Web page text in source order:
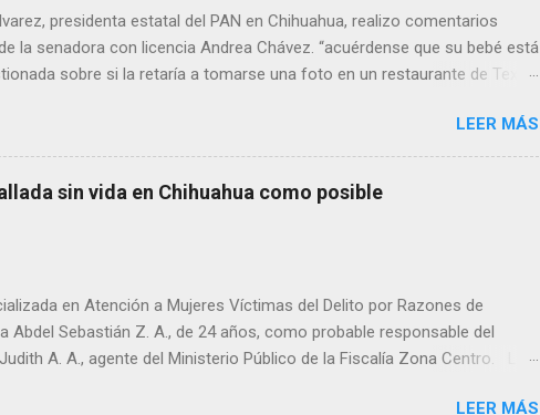
presidenta estatal del PAN en Chihuahua, realizo comentarios
la senadora con licencia Andrea Chávez. “acuérdense que su bebé está
sobre si la retaría a tomarse una foto en un restaurante de Texas
fuertes, ¿Qué tal si se le ocurre que a lo mejor en el IMSS?,
luego le den un susto, y pues la criatura se adelante o algo?, yo creo que
los personajes de Morena, cada que cruzan, cruzan así de que, 'por
todos están bajo esa amenaza justamente por los vínculos y las
al trasladar la confrontación política h...
LEER MÁS
sin vida en Chihuahua como posible
en Atención a Mujeres Víctimas del Delito por Razones de
Abdel Sebastián Z. A., de 24 años, como probable responsable del
A. A., agente del Ministerio Público de la Fiscalía Zona Centro. La
LEER MÁS